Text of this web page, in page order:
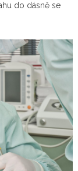
do dásně se